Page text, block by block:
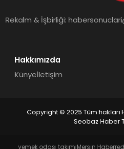
YAŞAM
Rekalm & İşbirliği:
Hakkımızda
Künyeİletişim
Copyright © 2025 Tüm hakları
Seobaz Haber
yemek odası takımıMersin Haber